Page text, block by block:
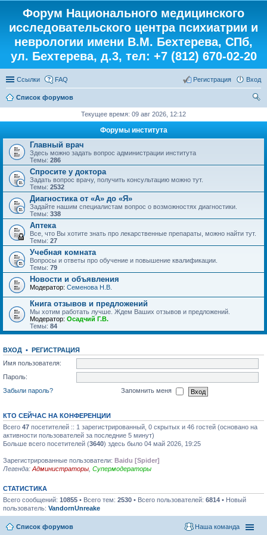
Форум Национального медицинского
исследовательского центра психиатрии и
неврологии имени В.М. Бехтерева, СПб,
ул. Бехтерева, д.3, тел: +7 (812) 670-02-20
Ссылки FAQ Вход
Регистрация
Список форумов
Текущее время: 09 авг 2026, 12:12
Форумы института
Главный врач
Здесь можно задать вопрос администрации института
Темы: 286
Спросите у доктора
Задать вопрос врачу, получить консультацию можно тут.
Темы: 2532
Диагностика от «А» до «Я»
Задайте нашим специалистам вопрос о возможностях диагностики.
Темы: 338
Аптека
Все, что Вы хотите знать про лекарственные препараты, можно найти тут.
Темы: 27
Учебная комната
Вопросы и ответы про обучение и повышение квалификации.
Темы: 79
Новости и объявления
Модератор: Семенова Н.В.
Книга отзывов и предложений
Мы хотим работать лучше. Ждем Ваших отзывов и предложений.
Модератор: Осадчий Г.В.
Темы: 84
ВХОД • РЕГИСТРАЦИЯ
Имя пользователя:
Пароль:
Забыли пароль?
Запомнить меня
КТО СЕЙЧАС НА КОНФЕРЕНЦИИ
Всего 47 посетителей :: 1 зарегистрированный, 0 скрытых и 46 гостей (основано на
активности пользователей за последние 5 минут)
Больше всего посетителей (3640) здесь было 04 май 2026, 19:25
Зарегистрированные пользователи: Baidu [Spider]
Легенда: Администраторы Супермодераторы
СТАТИСТИКА
Всего сообщений: 10855 • Всего тем: 2530 • Всего пользователей: 6814 • Новый
пользователь: VandornUnreake
Список форумов Наша команда